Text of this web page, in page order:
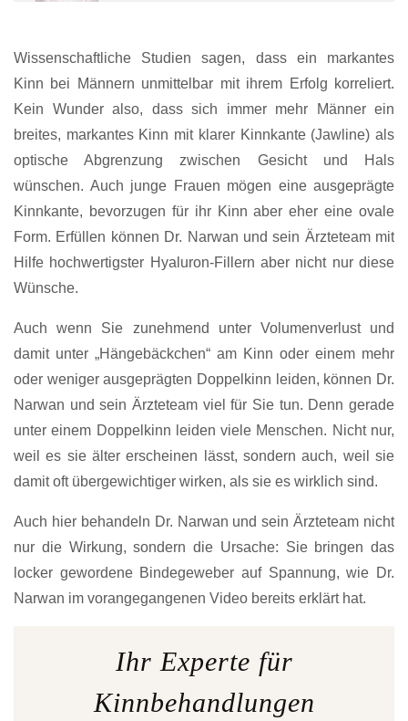
Wissenschaftliche Studien sagen, dass ein markantes
Kinn bei Männern unmittelbar mit ihrem Erfolg korreliert.
Kein Wunder also, dass sich immer mehr Männer ein
breites, markantes Kinn mit klarer Kinnkante (Jawline) als
optische Abgrenzung zwischen Gesicht und Hals
wünschen. Auch junge Frauen mögen eine ausgeprägte
Kinnkante, bevorzugen für ihr Kinn aber eher eine ovale
Form. Erfüllen können Dr. Narwan und sein Ärzteteam mit
Hilfe hochwertigster Hyaluron-Fillern aber nicht nur diese
Wünsche.
Auch wenn Sie zunehmend unter Volumenverlust und
damit unter „Hängebäckchen“ am Kinn oder einem mehr
oder weniger ausgeprägten Doppelkinn leiden, können Dr.
Narwan und sein Ärzteteam viel für Sie tun. Denn gerade
unter einem Doppelkinn leiden viele Menschen. Nicht nur,
weil es sie älter erscheinen lässt, sondern auch, weil sie
damit oft übergewichtiger wirken, als sie es wirklich sind.
Auch hier behandeln Dr. Narwan und sein Ärzteteam nicht
nur die Wirkung, sondern die Ursache: Sie bringen das
locker gewordene Bindegeweber auf Spannung, wie Dr.
Narwan im vorangegangenen Video bereits erklärt hat.
Ihr Experte für
Kinnbehandlungen